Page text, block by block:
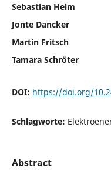
Sebastian Helm
Jonte Dancker
Martin Fritsch
Tamara Schröter
DOI: https://doi.org/
Schlagworte:
Abstract